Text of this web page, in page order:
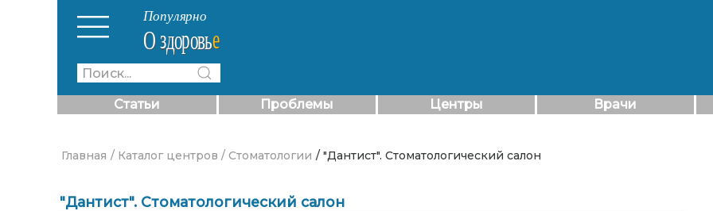
Статьи Проблемы Центры Врачи
Главная / Каталог центров / Стоматологии / "Дантист". Стоматологический салон
"Дантист". Стоматологический салон